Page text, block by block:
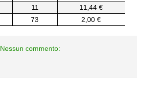
11
11,44 €
73 2,00 €
Nessun commento: